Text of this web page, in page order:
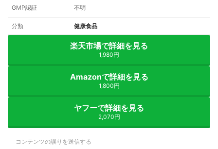
GMP認証 不明
分類 健康食品
楽天市場で詳細を見る
1,980円
Amazonで詳細を見る
1,800円
ヤフーで詳細を見る
2,070円
コンテンツの誤りを送信する